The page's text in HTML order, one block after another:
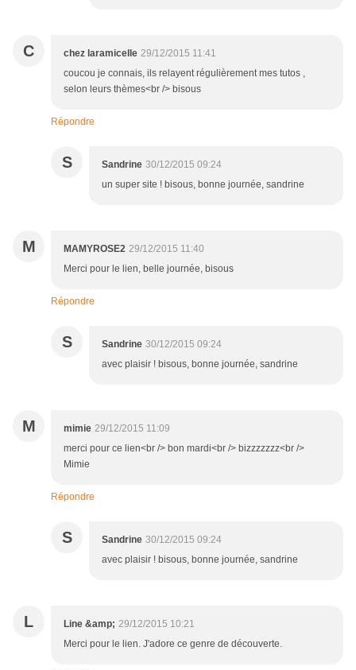
C chez laramicelle 29/12/2015 11:41
coucou je connais, ils relayent régulièrement mes tutos ,
selon leurs thèmes<br /> bisous
Répondre
S Sandrine 30/12/2015 09:24
un super site ! bisous, bonne journée, sandrine
M MAMYROSE2 29/12/2015 11:40
Merci pour le lien, belle journée, bisous
Répondre
S Sandrine 30/12/2015 09:24
avec plaisir ! bisous, bonne journée, sandrine
M mimie 29/12/2015 11:09
merci pour ce lien<br /> bon mardi<br /> bizzzzzzz<br />
Mimie
Répondre
S Sandrine 30/12/2015 09:24
avec plaisir ! bisous, bonne journée, sandrine
L Line &amp; 29/12/2015 10:21
Merci pour le lien. J'adore ce genre de découverte.